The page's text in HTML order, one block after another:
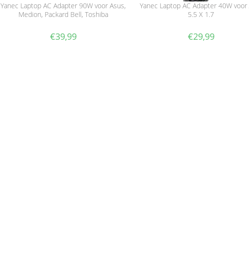
Yanec Laptop AC Adapter 90W voor Asus,
Medion, Packard Bell, Toshiba
€39,99
Yanec Laptop AC Adapter 40W voor
5.5 X 1.7
€29,99